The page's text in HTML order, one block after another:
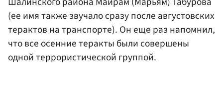
(ее имя также звучало сразу после августовских
терактов на транспорте). Он еще раз напомнил,
что все осенние теракты были совершены
одной террористической группой.